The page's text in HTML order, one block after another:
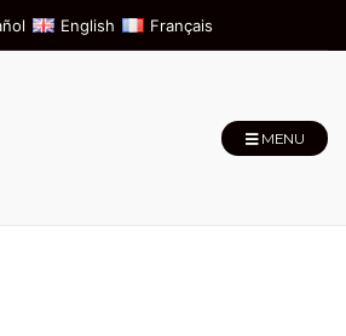
English Français
MENU